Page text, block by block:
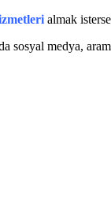
almak
sosyal medya,